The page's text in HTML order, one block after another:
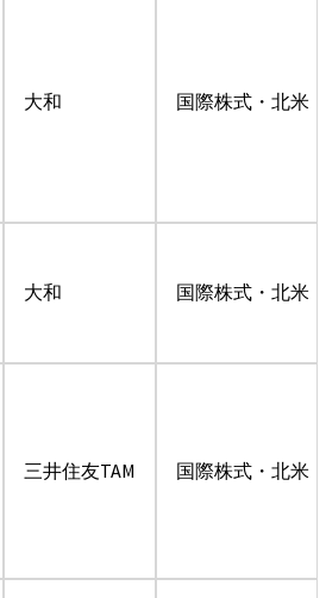
大和 国際株式・北米
大和 国際株式・北米
三井住友TAM 国際株式・北米